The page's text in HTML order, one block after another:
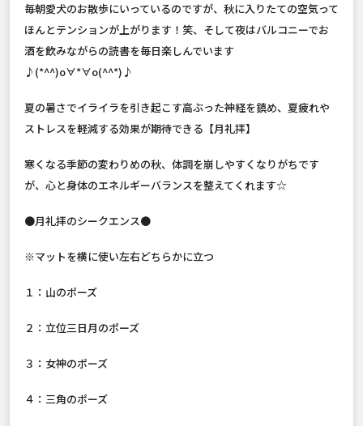
毎朝愛犬のお散歩にいっているのですが、秋に入りたての空気って
ほんとテンションが上がります！笑、そして夜はバルコニーでお
酒を飲みながらの読書を毎日楽しんでいます
♪(*^^)o∀*∀o(^^*)♪
夏の暑さでイライラを引き起こす高ぶった神経を鎮め、夏疲れや
ストレスを軽減する効果が期待できる【月礼拝】
寒くなる季節の変わりめの秋、体調を崩しやすくなりがちです
が、心と身体のエネルギーバランスを整えてくれます☆
●月礼拝のシークエンス●
※マットを横に使い左右どちらかに立つ
１：山のポーズ
２：立位三日月のポーズ
３：女神のポーズ
４：三角のポーズ